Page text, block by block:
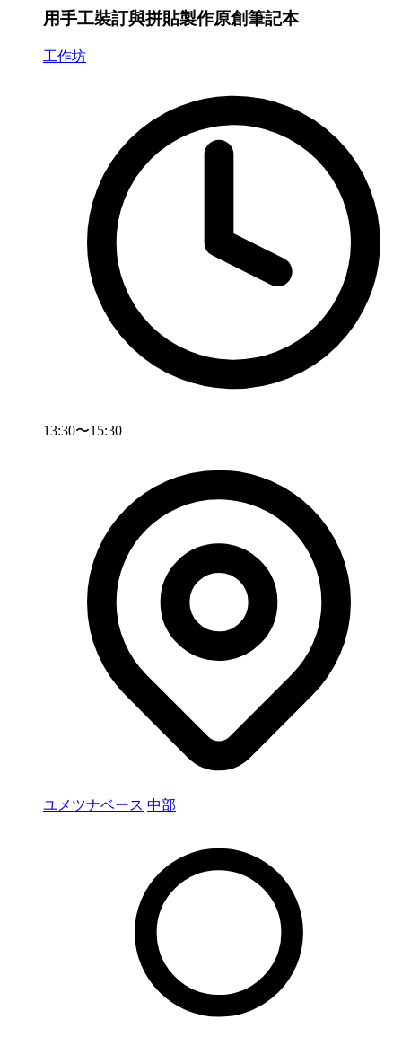
用手工裝訂與拼貼製作原創筆記本
工作坊
13:30〜15:30
ユメツナベース 中部